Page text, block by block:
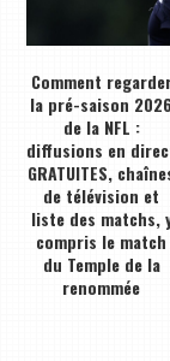
Comment
la pré-saison 2026
de la NFL :
diffusions en
GRATUITES,
de télévision et
liste des matchs,
compris le match
du Temple de la
renommée